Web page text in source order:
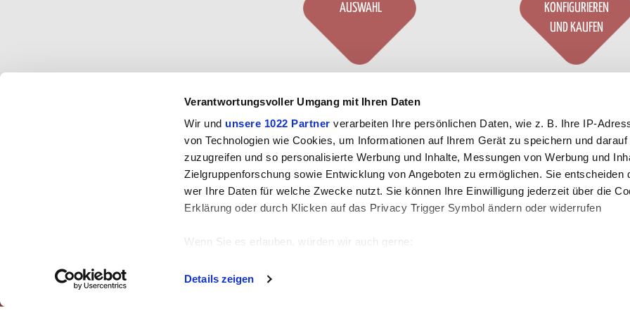
Verantwortungsvoller Umgang mit Ihren Daten
Wir und unsere 1022 Partner verarbeiten Ihre persönlichen Daten, wie z. B. Ihre IP-
von Technologien wie Cookies, um Informationen auf Ihrem Gerät zu speichern und darauf
zuzugreifen und so personalisierte Werbung und Inhalte, Messungen von Werbung und
Zielgruppenforschung sowie Entwicklung von Angeboten zu ermöglichen. Sie entscheiden
wer Ihre Daten für welche Zwecke nutzt. Sie können Ihre Einwilligung jederzeit über die
Erklärung oder durch Klicken auf das Privacy Trigger Symbol ändern oder widerrufen
Wenn Sie es erlauben, würden wir auch gerne:
können
Details zeigen
AUSWAHL
entsprechend IhrerBedürfnisse
mit unserem Konfigurator.
KONFIGURIEREN
UND KAUFEN
our configurator.
Steuernummer 00214720161 - Soziales Kapital: 1.900.000 €